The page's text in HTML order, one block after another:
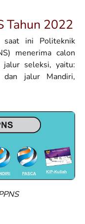
Tahun 2022
saat ini Politeknik
menerima calon
jalur seleksi, yaitu:
dan jalur Mandiri,